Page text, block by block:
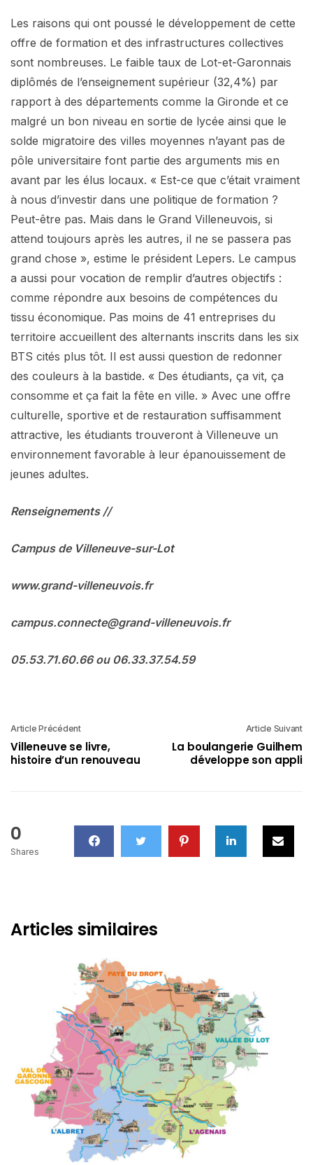
Les raisons qui ont poussé le développement de cette
offre de formation et des infrastructures collectives
sont nombreuses. Le faible taux de Lot-et-Garonnais
diplômés de l’enseignement supérieur (32,4%) par
rapport à des départements comme la Gironde et ce
malgré un bon niveau en sortie de lycée ainsi que le
solde migratoire des villes moyennes n’ayant pas de
pôle universitaire font partie des arguments mis en
avant par les élus locaux. « Est-ce que c’était vraiment
à nous d’investir dans une politique de formation ?
Peut-être pas. Mais dans le Grand Villeneuvois, si
attend toujours après les autres, il ne se passera pas
grand chose », estime le président Lepers. Le campus
a aussi pour vocation de remplir d’autres objectifs :
comme répondre aux besoins de compétences du
tissu économique. Pas moins de 41 entreprises du
territoire accueillent des alternants inscrits dans les six
BTS cités plus tôt. Il est aussi question de redonner
des couleurs à la bastide. « Des étudiants, ça vit, ça
consomme et ça fait la fête en ville. » Avec une offre
culturelle, sportive et de restauration suffisamment
attractive, les étudiants trouveront à Villeneuve un
environnement favorable à leur épanouissement de
jeunes adultes.
Renseignements //
Campus de Villeneuve-sur-Lot
www.grand-villeneuvois.fr
campus.connecte@grand-villeneuvois.fr
05.53.71.60.66 ou 06.33.37.54.59
Article Précédent
Villeneuve se livre,
histoire d’un renouveau
Article Suivant
La boulangerie Guilhem
développe son appli
0
Shares
Articles similaires